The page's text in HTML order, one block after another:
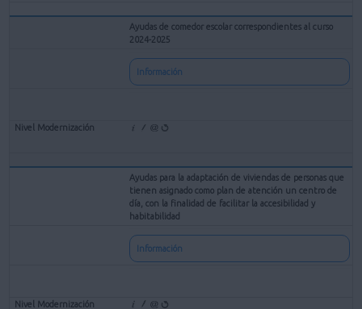
Ayudas de comedor escolar correspondientes al curso
2024-2025
Información
Ayudas para la adaptación de viviendas de personas que
tienen asignado como plan de atención un centro de
día, con la finalidad de facilitar la accesibilidad y
habitabilidad
Información